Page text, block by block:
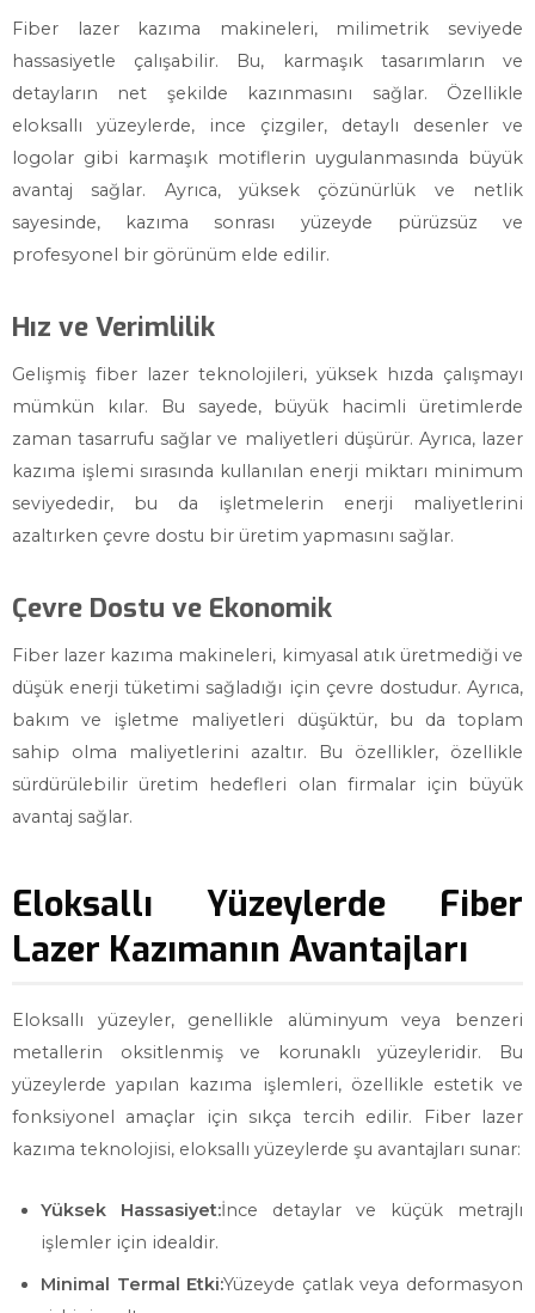
Fiber lazer kazıma makineleri, milimetrik seviyede
hassasiyetle çalışabilir. Bu, karmaşık tasarımların ve
detayların net şekilde kazınmasını sağlar. Özellikle
eloksallı yüzeylerde, ince çizgiler, detaylı desenler ve
logolar gibi karmaşık motiflerin uygulanmasında büyük
avantaj sağlar. Ayrıca, yüksek çözünürlük ve netlik
sayesinde, kazıma sonrası yüzeyde pürüzsüz ve
profesyonel bir görünüm elde edilir.
Hız ve Verimlilik
Gelişmiş fiber lazer teknolojileri, yüksek hızda çalışmayı
mümkün kılar. Bu sayede, büyük hacimli üretimlerde
zaman tasarrufu sağlar ve maliyetleri düşürür. Ayrıca, lazer
kazıma işlemi sırasında kullanılan enerji miktarı minimum
seviyededir, bu da işletmelerin enerji maliyetlerini
azaltırken çevre dostu bir üretim yapmasını sağlar.
Çevre Dostu ve Ekonomik
Fiber lazer kazıma makineleri, kimyasal atık üretmediği ve
düşük enerji tüketimi sağladığı için çevre dostudur. Ayrıca,
bakım ve işletme maliyetleri düşüktür, bu da toplam
sahip olma maliyetlerini azaltır. Bu özellikler, özellikle
sürdürülebilir üretim hedefleri olan firmalar için büyük
avantaj sağlar.
Eloksallı Yüzeylerde Fiber
Lazer Kazımanın Avantajları
Eloksallı yüzeyler, genellikle alüminyum veya benzeri
metallerin oksitlenmiş ve korunaklı yüzeyleridir. Bu
yüzeylerde yapılan kazıma işlemleri, özellikle estetik ve
fonksiyonel amaçlar için sıkça tercih edilir. Fiber lazer
kazıma teknolojisi, eloksallı yüzeylerde şu avantajları sunar:
Yüksek Hassasiyet:İnce detaylar ve küçük metrajlı
işlemler için idealdir.
Minimal Termal Etki:Yüzeyde çatlak veya deformasyon